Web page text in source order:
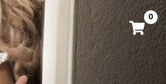
0